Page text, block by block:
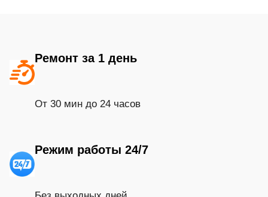
Ремонт за 1 день
От 30 мин до 24 часов
Режим работы 24/7